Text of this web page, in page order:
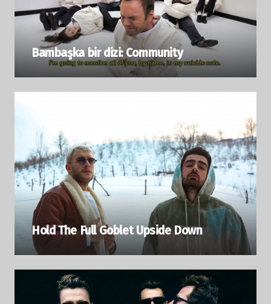
Bambaşka bir dizi: Community
Hold The Full Goblet Upside Down